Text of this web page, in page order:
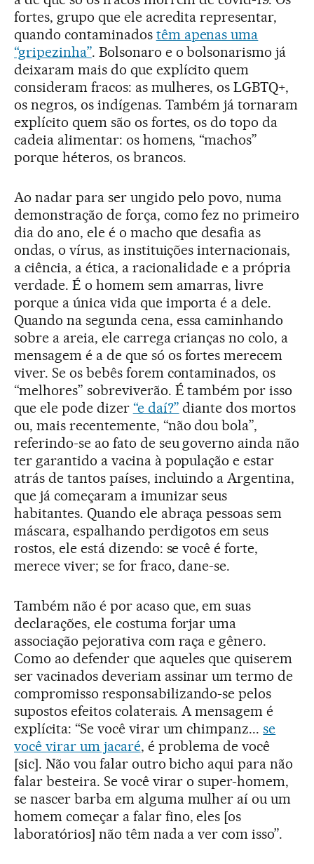
fortes, grupo que ele acredita representar,
quando contaminados têm apenas uma
“gripezinha”. Bolsonaro e o bolsonarismo já
deixaram mais do que explícito quem
consideram fracos: as mulheres, os LGBTQ+,
os negros, os indígenas. Também já tornaram
explícito quem são os fortes, os do topo da
cadeia alimentar: os homens, “machos”
porque héteros, os brancos.
Ao nadar para ser ungido pelo povo, numa
demonstração de força, como fez no primeiro
dia do ano, ele é o macho que desafia as
ondas, o vírus, as instituições internacionais,
a ciência, a ética, a racionalidade e a própria
verdade. É o homem sem amarras, livre
porque a única vida que importa é a dele.
Quando na segunda cena, essa caminhando
sobre a areia, ele carrega crianças no colo, a
mensagem é a de que só os fortes merecem
viver. Se os bebês forem contaminados, os
“melhores” sobreviverão. É também por isso
que ele pode dizer “e daí?” diante dos mortos
ou, mais recentemente, “não dou bola”,
referindo-se ao fato de seu governo ainda não
ter garantido a vacina à população e estar
atrás de tantos países, incluindo a Argentina,
que já começaram a imunizar seus
habitantes. Quando ele abraça pessoas sem
máscara, espalhando perdigotos em seus
rostos, ele está dizendo: se você é forte,
merece viver; se for fraco, dane-se.
Também não é por acaso que, em suas
declarações, ele costuma forjar uma
associação pejorativa com raça e gênero.
Como ao defender que aqueles que quiserem
ser vacinados deveriam assinar um termo de
compromisso responsabilizando-se pelos
supostos efeitos colaterais. A mensagem é
explícita: “Se você virar um chimpanz...se
você virar um jacaré, é problema de você
[sic]. Não vou falar outro bicho aqui para não
falar besteira. Se você virar o super-homem,
se nascer barba em alguma mulher aí ou um
homem começar a falar fino, eles [os
laboratórios] não têm nada a ver com isso”.